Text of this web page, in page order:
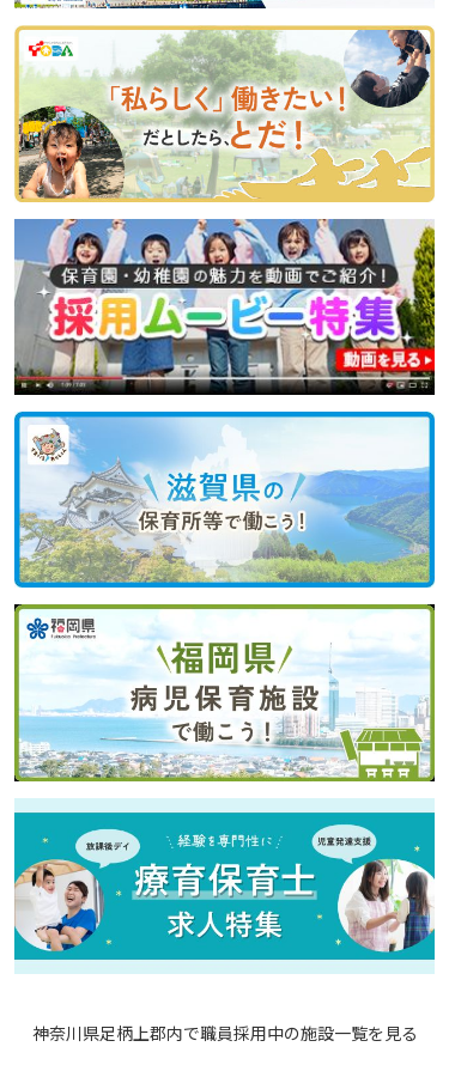
神奈川県足柄上郡内で職員採用中の施設一覧を見る